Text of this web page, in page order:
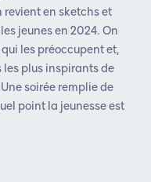
revient en sketchs et
jeunes en 2024.On
les préoccupent et,
les plus inspirants de
soirée remplie de
point la jeunesse est